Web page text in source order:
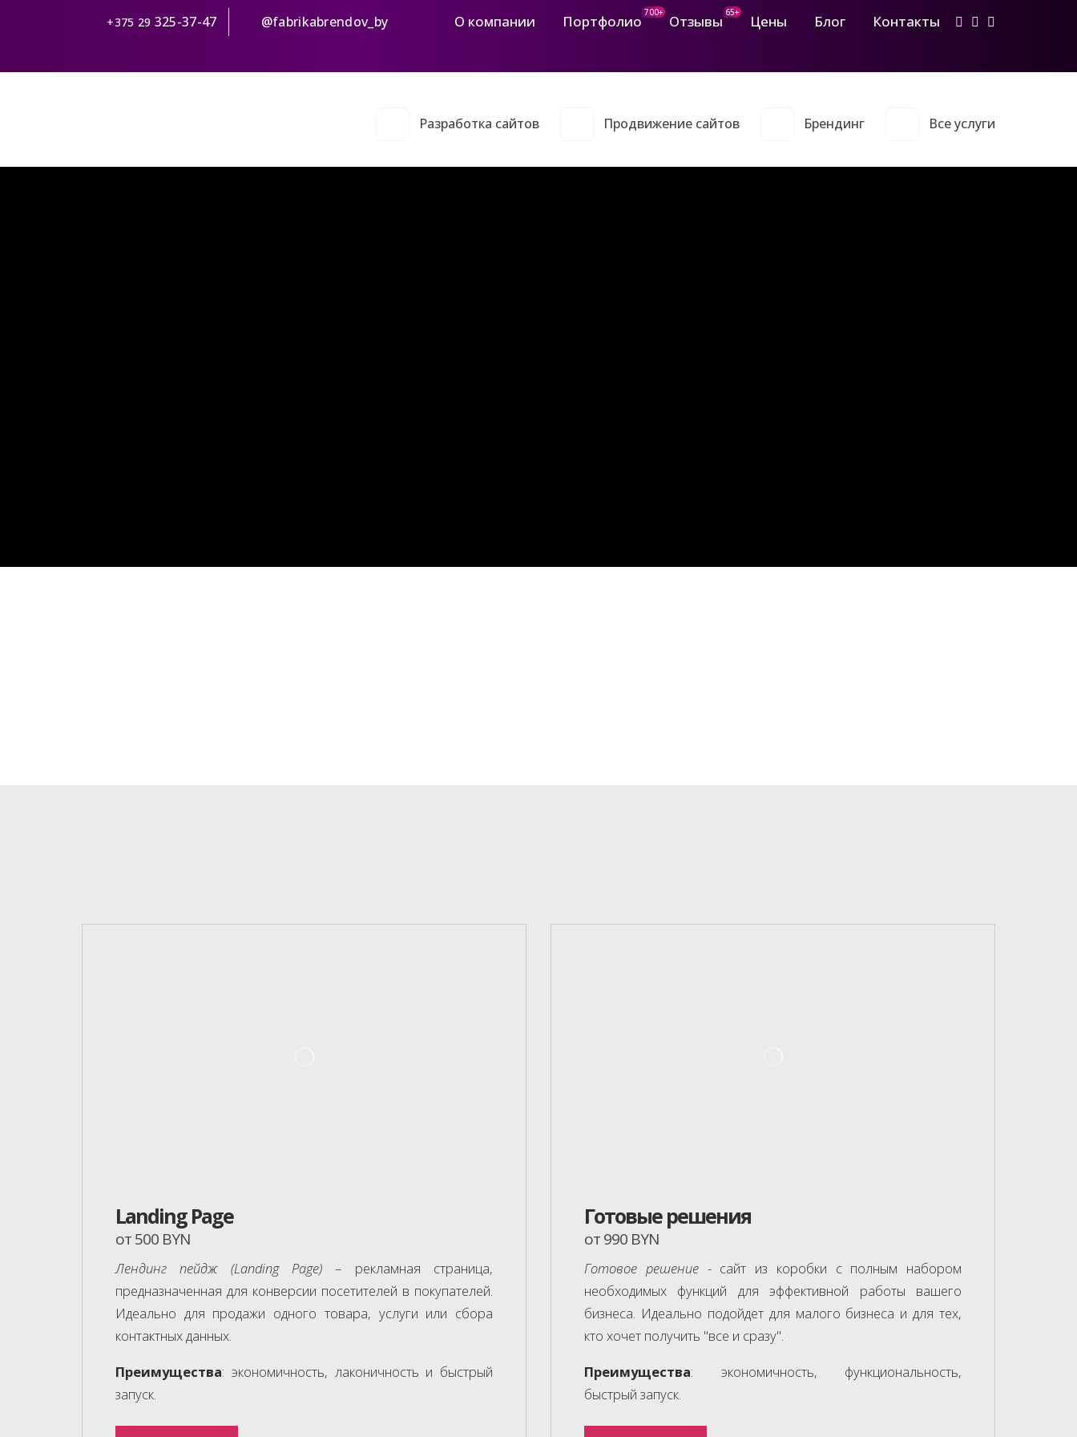
+375 29 325-37-47 @fabrikabrendov_by О компании Портфолио 700+ Отзывы 65+ Цены Блог Контакты
Разработка сайтов Продвижение сайтов Брендинг Все услуги
Landing Page
от 500 BYN
Лендинг пейдж (Landing Page) – рекламная страница,
предназначенная для конверсии посетителей в покупателей.
Идеально для продажи одного товара, услуги или сбора
контактных данных.
Преимущества: экономичность, лаконичность и быстрый
запуск.
Готовые решения
от 990 BYN
Готовое решение- сайт из коробки с полным набором
необходимых функций для эффективной работы вашего
бизнеса. Идеально подойдет для малого бизнеса и для тех,
кто хочет получить "все и сразу".
Преимущества: экономичность, функциональность,
быстрый запуск.